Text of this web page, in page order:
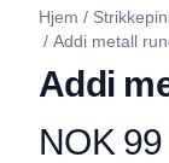
Hjem /
/ Addi metall
Addi
Produktdetaljer
NOK 99